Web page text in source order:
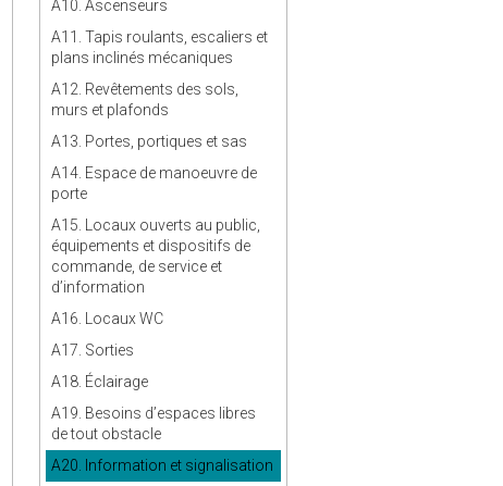
A10. Ascenseurs
A11. Tapis roulants, escaliers et
plans inclinés mécaniques
A12. Revêtements des sols,
murs et plafonds
A13. Portes, portiques et sas
A14. Espace de manoeuvre de
porte
A15. Locaux ouverts au public,
équipements et dispositifs de
commande, de service et
d’information
A16. Locaux WC
A17. Sorties
A18. Éclairage
A19. Besoins d’espaces libres
de tout obstacle
A20. Information et signalisation